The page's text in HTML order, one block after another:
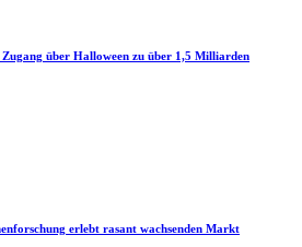
über Halloween zu über 1,5 Milliarden
erlebt rasant wachsenden Markt